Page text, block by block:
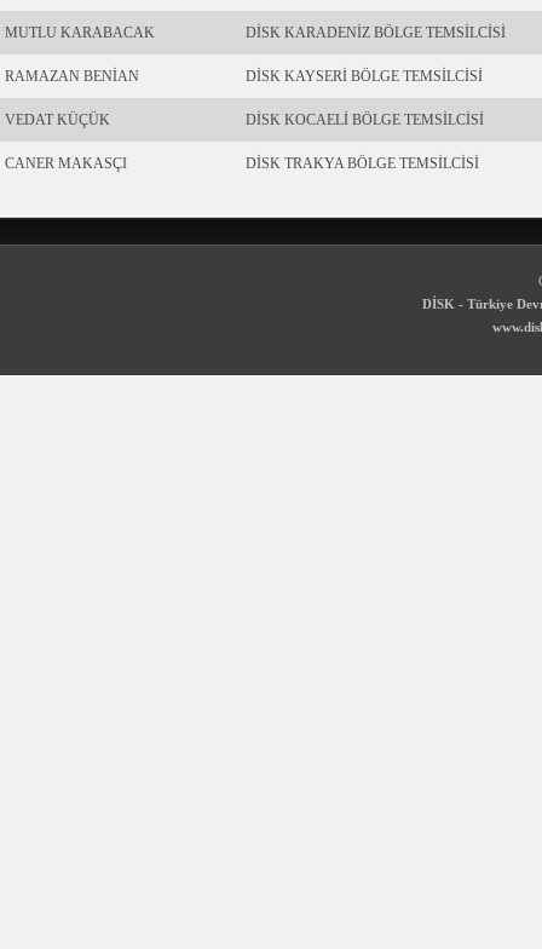
MUTLU KARABACAK DİSK KARADENİZ BÖLGE TEMSİLCİSİ
RAMAZAN BENİAN DİSK KAYSERİ BÖLGE TEMSİLCİSİ
VEDAT KÜÇÜK DİSK KOCAELİ BÖLGE TEMSİLCİSİ
CANER MAKASÇI DİSK TRAKYA BÖLGE TEMSİLCİSİ
DİSK - Türkiye